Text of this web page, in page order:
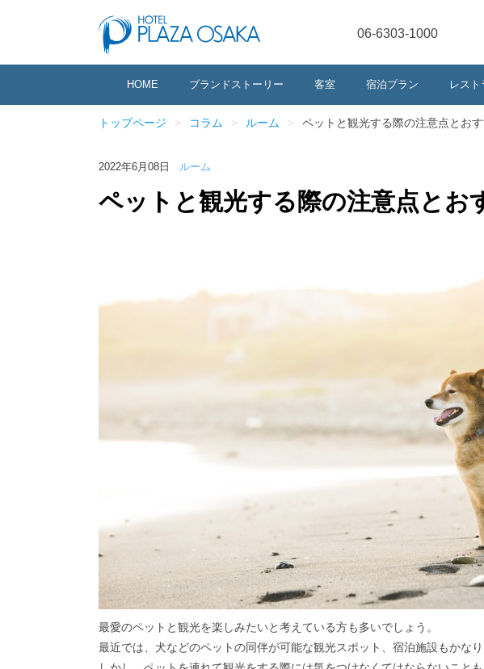
06-6303-1000
HOME ブランドストーリー 客室 宿泊プラン レスト
トップページ コラム ルーム ペットと観光する際の注意点とお
2022年6月08日 ルーム
ペットと観光する際の注意点とお
最愛のペットと観光を楽しみたいと考えている方も多いでしょう。
最近では、犬などのペットの同伴が可能な観光スポット、宿泊施設もかなり